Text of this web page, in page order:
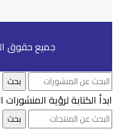
جميع حقوق
بحث
ابدأ الكتابة لرؤية
بحث